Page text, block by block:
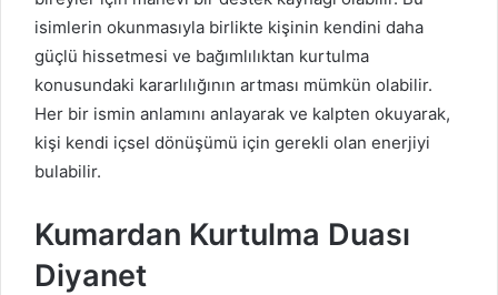
isimlerin okunmasıyla birlikte kişinin kendini daha
güçlü hissetmesi ve bağımlılıktan kurtulma
konusundaki kararlılığının artması mümkün olabilir.
Her bir ismin anlamını anlayarak ve kalpten okuyarak,
kişi kendi içsel dönüşümü için gerekli olan enerjiyi
bulabilir.
Kumardan Kurtulma Duası
Diyanet